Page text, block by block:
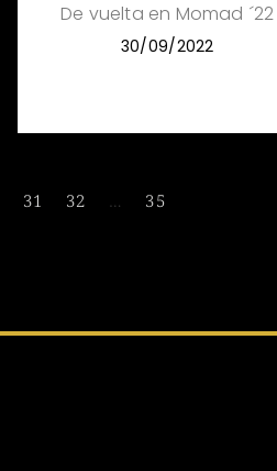
De vuelta en Momad ´22
30/09/2022
31 32 … 35